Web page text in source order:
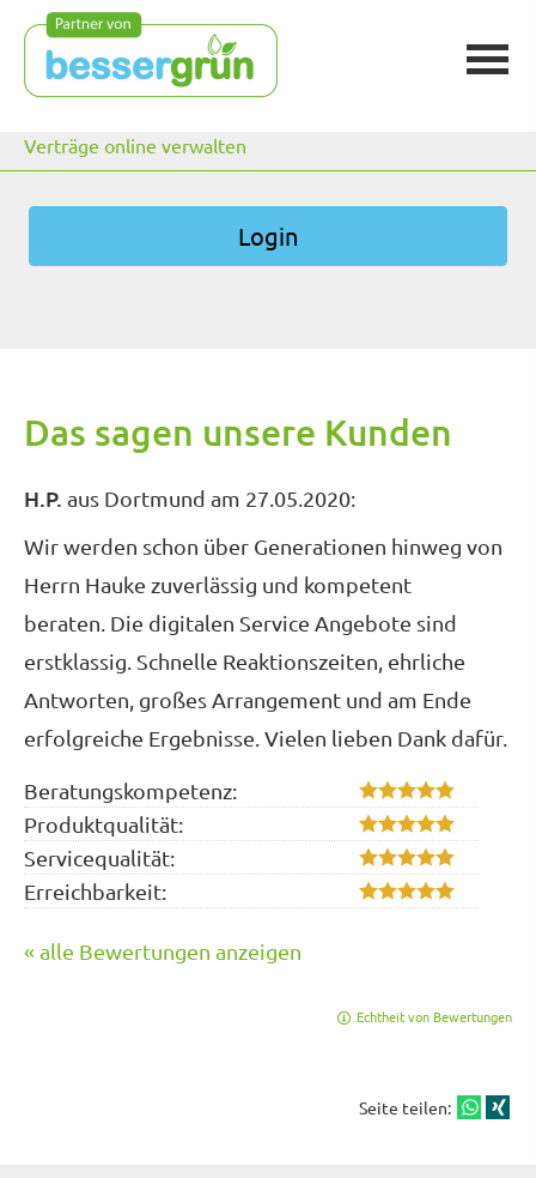
Verträge online verwalten
Login
Das sagen unsere Kunden
H.P. aus Dortmund am 27.05.2020:
Wir werden schon über Generationen hinweg von
Herrn Hauke zuverlässig und kompetent
beraten. Die digitalen Service Angebote sind
erstklassig. Schnelle Reaktionszeiten, ehrliche
Antworten, großes Arrangement und am Ende
erfolgreiche Ergebnisse. Vielen lieben Dank dafür.
Beratungskompetenz:
Produktqualität:
Servicequalität:
Erreichbarkeit:
« alle Bewertungen anzeigen
Echtheit von Bewertungen
Seite teilen: